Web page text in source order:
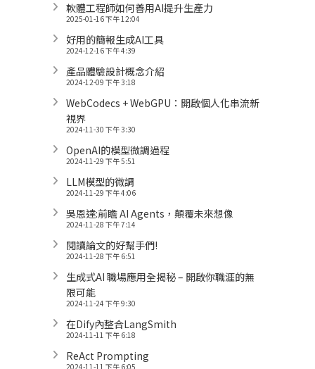
軟體工程師如何善用AI提升生產力
2025-01-16 下午 12:04
好用的簡報生成AI工具
2024-12-16 下午 4:39
產品體驗設計概念介紹
2024-12-09 下午 3:18
WebCodecs + WebGPU：開啟個人化串流新
視界
2024-11-30 下午 3:30
OpenAI的模型微調過程
2024-11-29 下午 5:51
LLM模型的微調
2024-11-29 下午 4:06
吳恩達:前瞻 AI Agents，顛覆未來想像
2024-11-28 下午 7:14
閱讀論文的好幫手們!
2024-11-28 下午 6:51
生成式AI 職場應用全揭秘 – 開啟你職涯的無
限可能
2024-11-24 下午 9:30
在Dify內整合LangSmith
2024-11-11 下午 6:18
ReAct Prompting
2024-11-11 下午 6:05